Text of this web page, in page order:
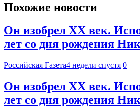
Похожие новости
Он изобрел XX век.
лет со дня рождения
Российская Газета4 недели спустя 0
Он изобрел XX век.
лет со дня рождения